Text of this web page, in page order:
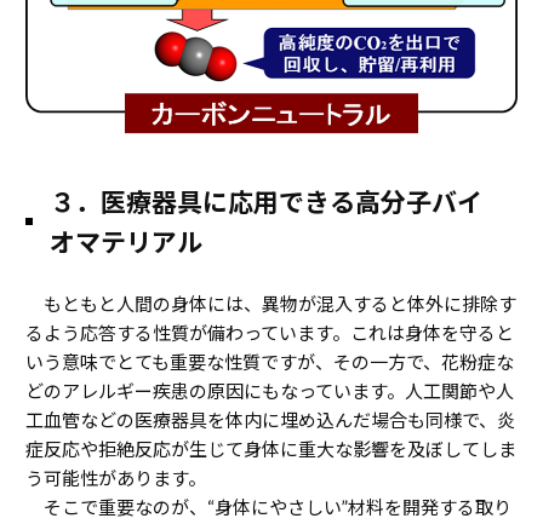
３．医療器具に応用できる高分子バイ
オマテリアル
もともと人間の身体には、異物が混入すると体外に排除す
るよう応答する性質が備わっています。これは身体を守ると
いう意味でとても重要な性質ですが、その一方で、花粉症な
どのアレルギー疾患の原因にもなっています。人工関節や人
工血管などの医療器具を体内に埋め込んだ場合も同様で、炎
症反応や拒絶反応が生じて身体に重大な影響を及ぼしてしま
う可能性があります。
そこで重要なのが、“身体にやさしい”材料を開発する取り